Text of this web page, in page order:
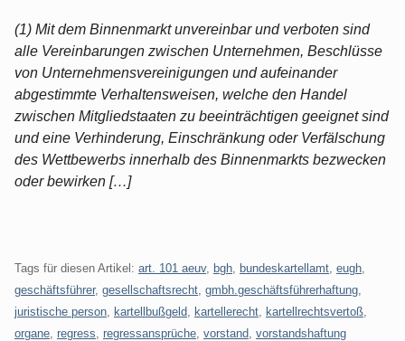
(1) Mit dem Binnenmarkt unvereinbar und verboten sind
alle Vereinbarungen zwischen Unternehmen, Beschlüsse
von Unternehmensvereinigungen und aufeinander
abgestimmte Verhaltensweisen, welche den Handel
zwischen Mitgliedstaaten zu beeinträchtigen geeignet sind
und eine Verhinderung, Einschränkung oder Verfälschung
des Wettbewerbs innerhalb des Binnenmarkts bezwecken
oder bewirken […]
Tags für diesen Artikel: art. 101 aeuv, bgh bundeskartellamt eugh
geschäftsführer, gesellschaftsrecht gmbh.geschäftsführerhaftung
juristische person
kartellbußgeld kartellerecht kartellrechtsvertoß
organe regress regressansprüche vorstand vorstandshaftung